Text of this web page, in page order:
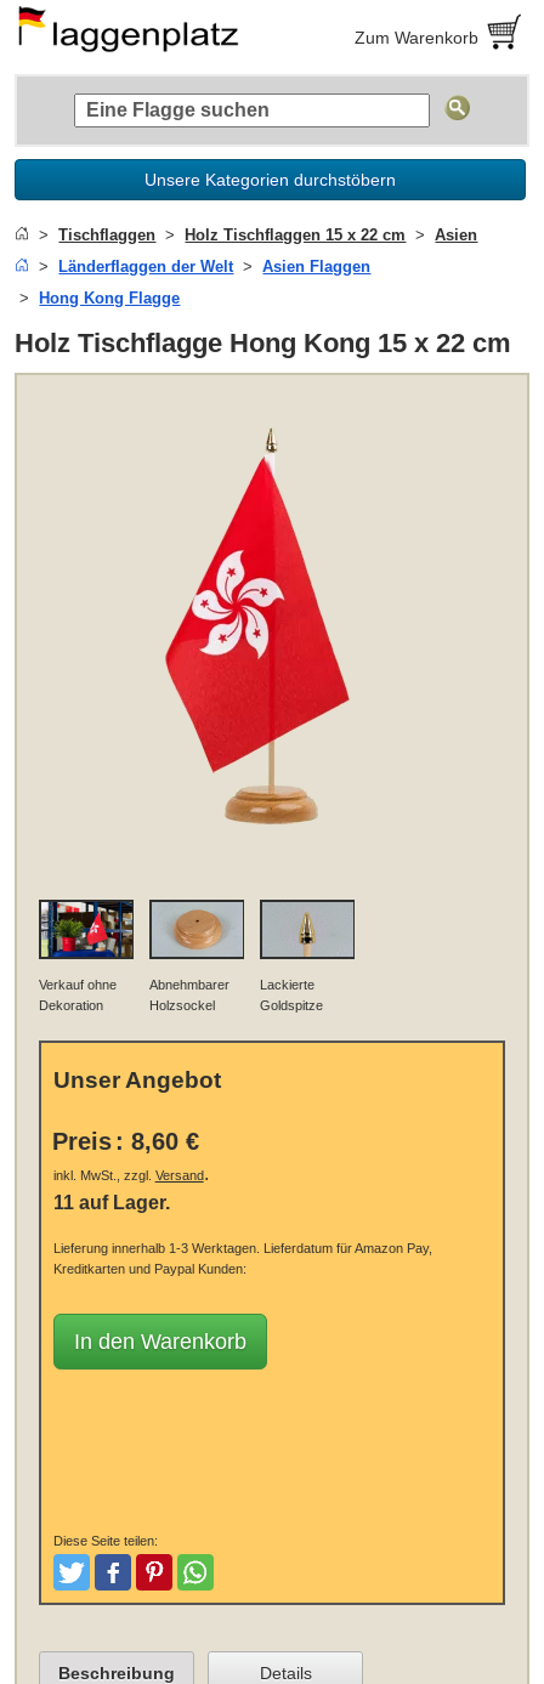
Zum Warenkorb
Unsere Kategorien durchstöbern
Tischflaggen Holz Tischflaggen 15 x 22 cm
Asien
Länderflaggen der Welt
Asien Flaggen
Hong Kong Flagge
Holz Tischflagge Hong Kong 15 x 22 cm
Verkauf ohne
Dekoration
Abnehmbarer
Holzsockel
Lackierte
Goldspitze
Unser Angebot
Preis : 8,60 €
inkl. MwSt., zzgl. Versand.
11 auf Lager.
Lieferung innerhalb 1-3 Werktagen.
Lieferdatum für Amazon Pay,
Kreditkarten und Paypal Kunden:
In den Warenkorb
Diese Seite teilen:
TweetenPostenPinterestTeilen
Beschreibung Details